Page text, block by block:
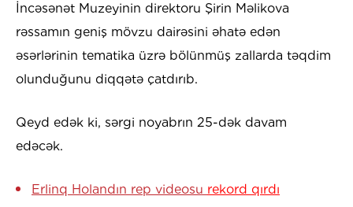
İncəsənət Muzeyinin direktoru Şirin Məlikova
rəssamın geniş mövzu dairəsini əhatə edən
əsərlərinin tematika üzrə bölünmüş zallarda təqdim
olunduğunu diqqətə çatdırıb.
Qeyd edək ki, sərgi noyabrın 25-dək davam
edəcək.
Erlinq Holandın rep videosu rekord qırdı